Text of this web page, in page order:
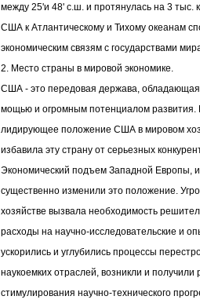
между 25'и 48' с.ш. и протянулась на 3 тыс.
США к Атлантическому и Тихому океанам
экономическим связям с государствами
2. Место страны в мировой экономике.
США - это передовая держава,
мощью и огромным потенциалом
лидирующее положение США в мировом
избавила эту страну от серьезных
Экономический подъем Западной
существенно изменили это положение.
хозяйстве вызвала необходимость
расходы на научно-исследовательские и
ускорились и углубились процессы
наукоемких отраслей, возникли и
стимулирования научно-технического